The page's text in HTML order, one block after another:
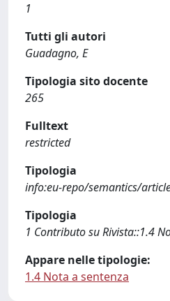
1
Tutti gli autori
Guadagno, E
Tipologia sito docente
265
Fulltext
restricted
Tipologia
info:eu-repo/semantics/
Tipologia
1 Contributo su Rivista::1.4
Appare nelle tipologie:
1.4 Nota a sentenza